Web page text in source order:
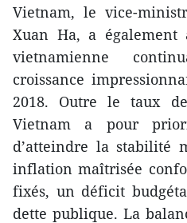
Vietnam, le vice-
Xuan Ha, a également
vietnamienne
croissance
2018. Outre le taux
Vietnam a pour
d’atteindre la stabilité
inflation maîtrisée
fixés, un déficit
dette publique. La